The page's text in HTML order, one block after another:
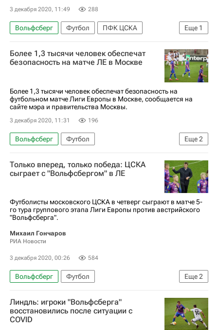
3 декабря 2020, 11:49 288
Еще 1
Вольфсберг Футбол
ПФК ЦСКА
Адольфо Гайч
Более 1,3 тысячи человек обеспечат
безопасность на матче ЛЕ в Москве
Более 1,3 тысячи человек обеспечат безопасность на
футбольном матче Лиги Европы в Москве, сообщается на
сайте мэра и правительства Москвы.
3 декабря 2020, 11:31 196
Еще2
Вольфсберг
Футбол
Лига Европы УЕФА 2026-2027
ПФК ЦСКА
Только вперед, только победа: ЦСКА
сыграет с "Вольфсбергом" в ЛЕ
Футболисты московского ЦСКА в четверг сыграют в матче 5-
го тура группового этапа Лиги Европы против австрийского
"Вольфсберга".
Михаил Гончаров
РИА Новости
3 декабря 2020, 00:26 584
Еще2
Вольфсберг
Футбол
Лига Европы УЕФА 2026-2027
ПФК ЦСКА
Линдль: игроки "Вольфсберга"
восстановились после ситуации с
COVID